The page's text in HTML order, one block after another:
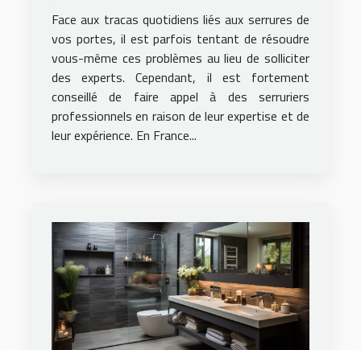
compétent ?
Face aux tracas quotidiens liés aux serrures de
vos portes, il est parfois tentant de résoudre
vous-même ces problèmes au lieu de solliciter
des experts. Cependant, il est fortement
conseillé de faire appel à des serruriers
professionnels en raison de leur expertise et de
leur expérience. En France...